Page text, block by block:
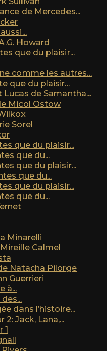
de Mercedes...
Howard
que du plaisir...
comme les autres...
que du plaisir...
Lucas de Samantha...
Micol Ostow
Sorel
que du plaisir...
que du...
que du plaisir...
que du...
que du plaisir...
que du...
Minarelli
Calmel
Natacha Pilorge
Guerrieri
à...
dans l’histoire...
2: Jack, Lana,...
1